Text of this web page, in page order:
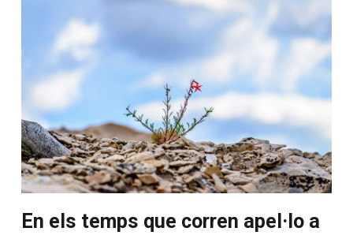
En els temps que corren apel·lo a